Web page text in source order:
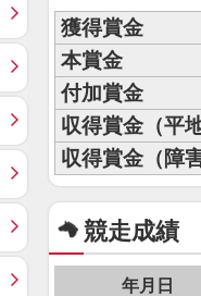
獲得賞金
本賞金
付加賞金
収得賞金（平地
収得賞金（障害
競走成績
年月日